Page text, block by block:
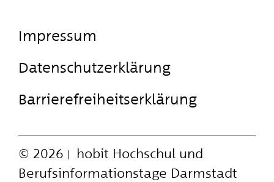
Impressum
Datenschutzerklärung
Barrierefreiheitserklärung
© 2026 hobit Hochschul und
Berufsinformationstage Darmstadt